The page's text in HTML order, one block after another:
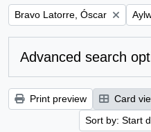
Remove filter:
Bravo Latorre, Óscar
Advanced search
Print preview Card
Sort by: Start